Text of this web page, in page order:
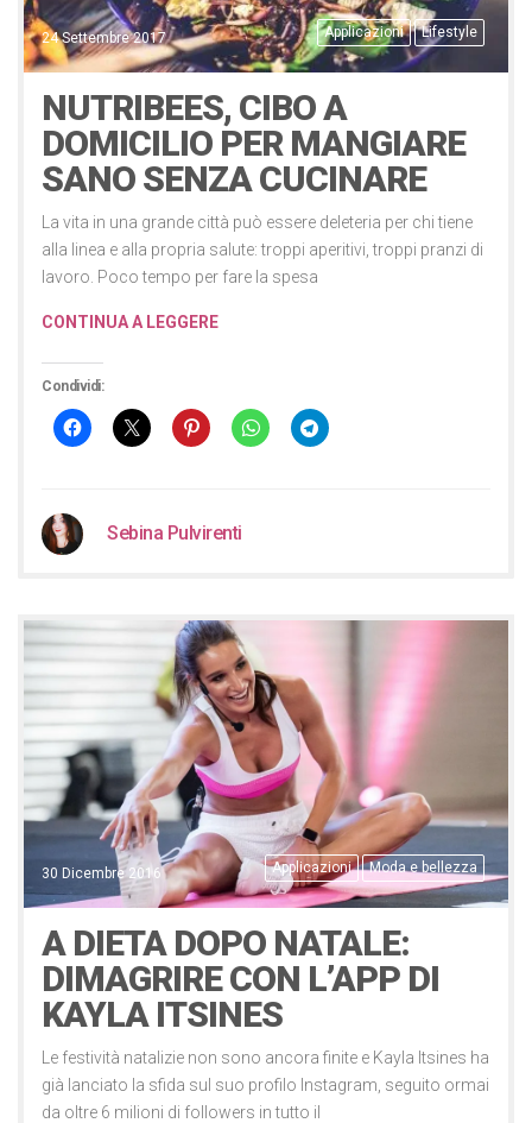
Applicazioni Lifestyle
24 Settembre 2017
NUTRIBEES, CIBO A
DOMICILIO PER MANGIARE
SANO SENZA CUCINARE
La vita in una grande città può essere deleteria per chi tiene
alla linea e alla propria salute: troppi aperitivi, troppi pranzi di
lavoro. Poco tempo per fare la spesa
CONTINUA A LEGGERE
Condividi:
Sebina Pulvirenti
Applicazioni Moda e bellezza
30 Dicembre 2016
A DIETA DOPO NATALE:
DIMAGRIRE CON L’APP DI
KAYLA ITSINES
Le festività natalizie non sono ancora finite e Kayla Itsines ha
già lanciato la sfida sul suo profilo Instagram, seguito ormai
da oltre 6 milioni di followers in tutto il